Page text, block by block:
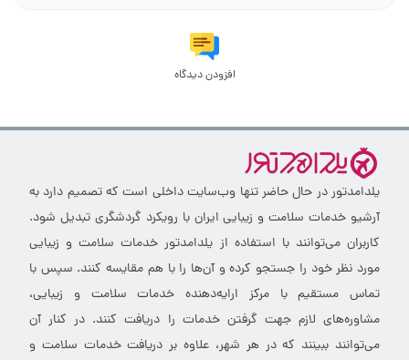
افزودن دیدگاه
یلدامدتور در حال حاضر تنها وب‌سایت داخلی است که تصمیم دارد به
آرشیو خدمات سلامت و زیبایی ایران با رویکرد گردشگری تبدیل شود.
کاربران می‌توانند با استفاده از یلدامدتور خدمات سلامت و زیبایی
مورد نظر خود را جستجو کرده و آن‌ها را با هم مقایسه کنند. سپس با
تماس مستقیم با مرکز ارایه‌دهنده خدمات سلامت و زیبایی،
مشاوره‌های لازم جهت گرفتن خدمات را دریافت کنند. در کنار آن
می‌توانند ببینند که در هر شهر، علاوه بر دریافت خدمات سلامت و